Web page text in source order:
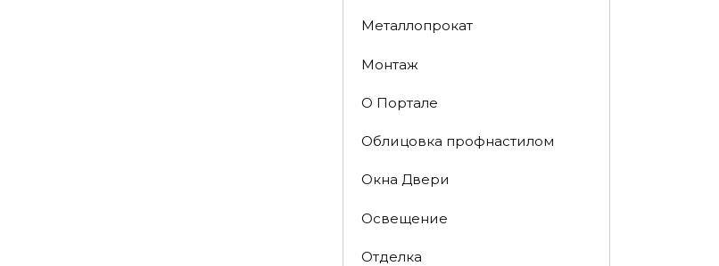
Металлопрокат
Монтаж
О Портале
Облицовка профнастилом
Окна Двери
Освещение
Отделка